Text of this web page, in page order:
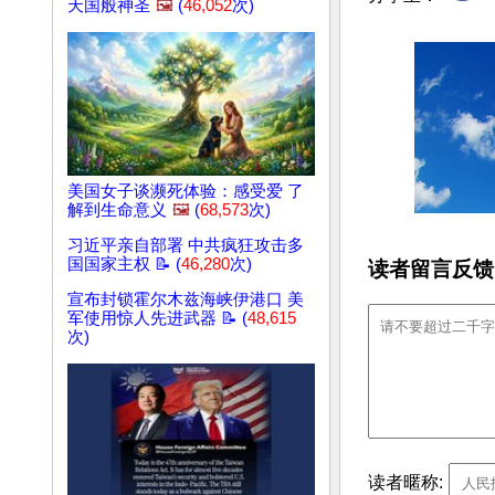
天国般神圣 🖼️ (46,052次)
美国女子谈濒死体验：感受爱 了
解到生命意义 🖼️ (68,573次)
习近平亲自部署 中共疯狂攻击多
国国家主权 📝 (46,280次)
宣布封锁霍尔木兹海峡伊港口 美
军使用惊人先进武器 📝 (48,615
次)
读者留言反
读者暱称: